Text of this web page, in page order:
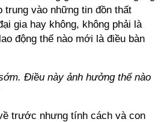
trung vào những tin đồn thất
gia hay không, không phải là
động thế nào mới là điều bàn
Điều này ảnh hưởng thế nào
trước nhưng tính cách và con